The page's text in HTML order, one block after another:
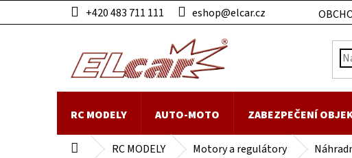
na
+420 483 711 111 eshop@elcar.cz
RC MODELY AUTO-MOTO ZABEZPEČENÍ
Domů RC MODELY Motory a regulátory